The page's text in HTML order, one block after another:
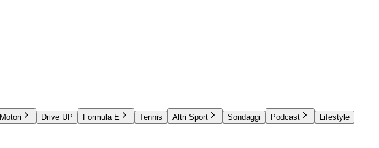
Motori Drive UP Formula E Tennis Altri Sport Sondaggi Podcast
Lifestyle